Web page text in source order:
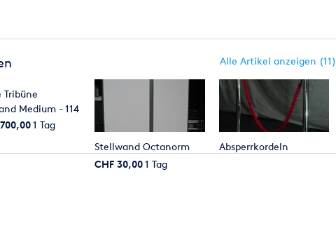
Alle Artikel anzeigen (11)
Tribüne
Medium - 114
1 Tag
Stellwand Octanorm
CHF 30,001 Tag
Absperrkordeln